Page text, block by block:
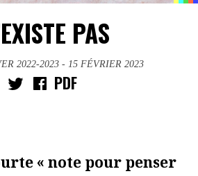
PAS
2022-2023 - 15 FÉVRIER 2023
PDF
« note pour penser